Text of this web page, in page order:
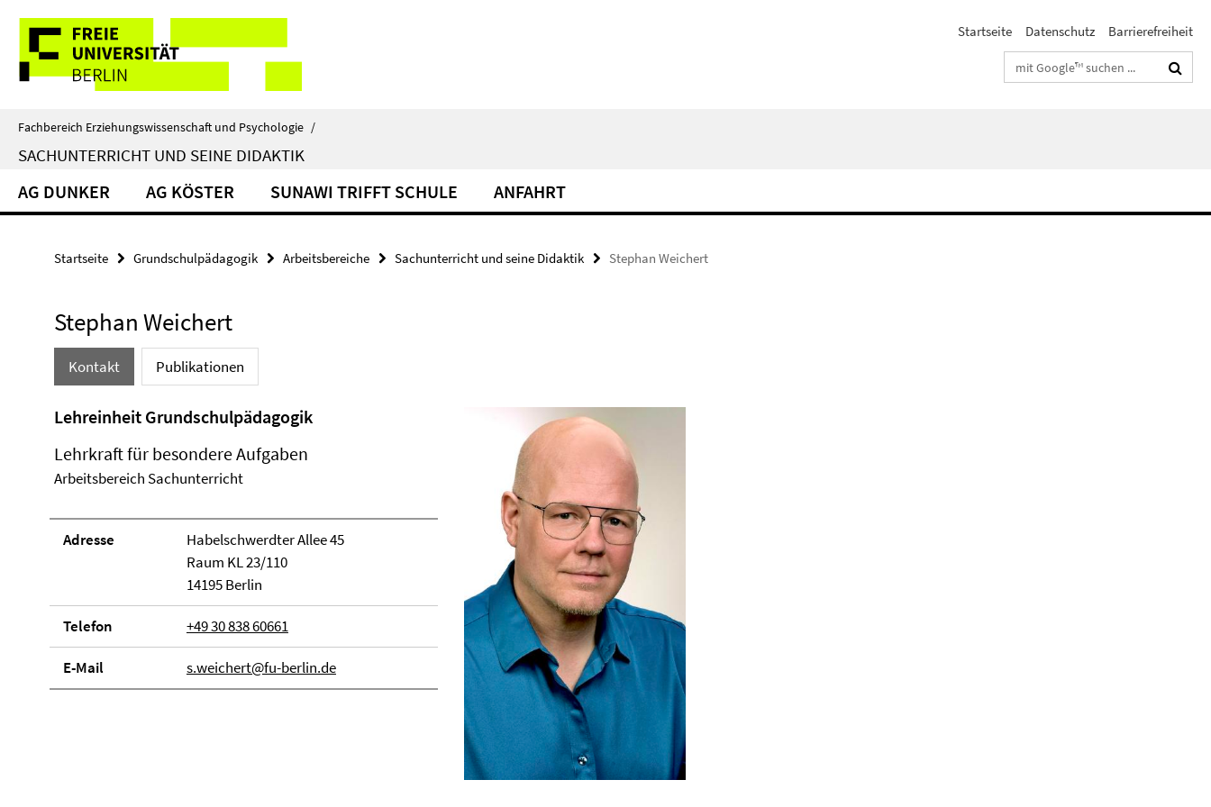
direkt
Inhalt
Service-
Navigation
Startseite Datenschutz
Barrierefreiheit
Suchbegriffe
Fachbereich Erziehungswissenschaft und Psychologie /
SACHUNTERRICHT UND SEINE DIDAKTIK
AG DUNKER AG KÖSTER SUNAWI TRIFFT SCHULE ANFAHRT
Startseite Grundschulpädagogik Arbeitsbereiche Sachunterricht und seine Didaktik Stephan Weichert
Stephan Weichert
Kontakt Publikationen
Lehreinheit Grundschulpädagogik
Lehrkraft für besondere Aufgaben
Arbeitsbereich Sachunterricht
Adresse
Habelschwerdter Allee 45
Raum KL 23/110
14195 Berlin
Telefon +49 30 838 60661
E-Mail s.weichert@fu-berlin.de